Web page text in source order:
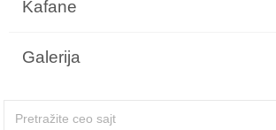
Kafane
Galerija